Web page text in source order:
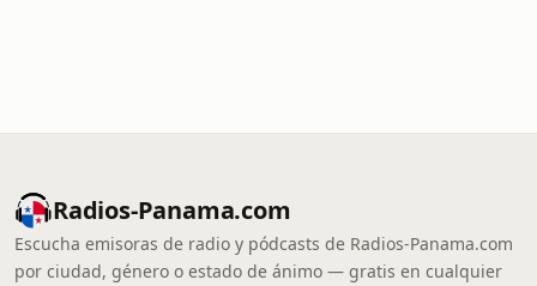
Radios-Panama.com
Escucha emisoras de radio y pódcasts de Radios-Panama.com
por ciudad, género o estado de ánimo — gratis en cualquier